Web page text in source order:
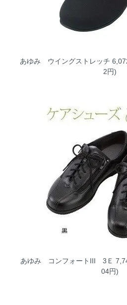
あゆみ ウイングストレッチ
2円)
あゆみ コンフォートIII 3Ｅ
04円)